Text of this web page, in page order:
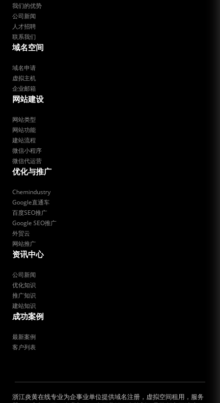
我们的优势
公司新闻
人才招聘
联系我们
域名空间
域名申请
虚拟主机
企业邮箱
网站建设
网站类型
网站功能
建站流程
微信小程序
微信代运营
优化与推广
Chemindustry
Google直通车
百度SEO推广
Google SEO推广
外贸云
网站推广
资讯中心
公司新闻
优化知识
推广知识
建站知识
成功案例
最新案例
客户列表
浙江炎黄在线专业为企事业单位提供域名注册，虚拟空间租用，服务